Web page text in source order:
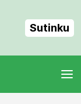
Sutinku